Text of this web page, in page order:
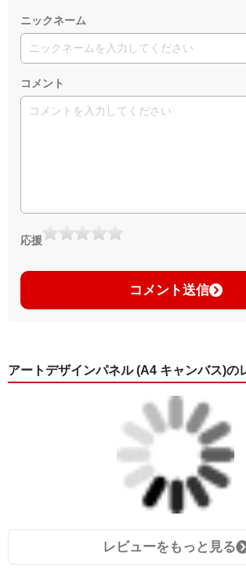
ニックネーム
コメント
応援
コメント送信
アートデザインパネル (A4 キャンバス)の
レビューをもっと見る